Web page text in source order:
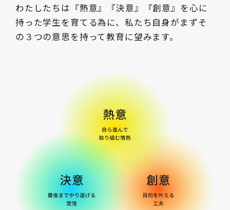
わたしたちは『熱意』『決意』『創意』を心に
持った学生を育てる為に、私たち自身がまずそ
の３つの意思を持って教育に望みます。